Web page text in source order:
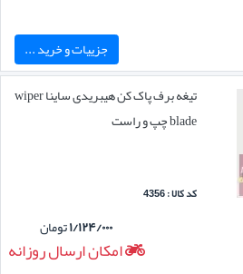
جزییات و خرید ...
تیغه برف پاک کن هیبریدی ساینا wiper
blade چپ و راست
کد کالا : 4356
۱/۱۲۴/۰۰۰تومان
امکان ارسال روزانه